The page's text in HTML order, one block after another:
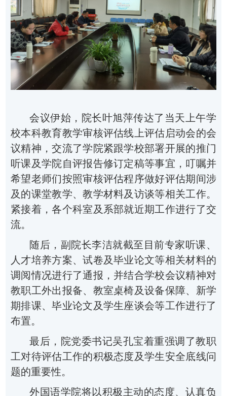
会议伊始，院长叶旭萍传达了当天上午学
校本科教育教学审核评估线上评估启动会的会
议精神，交流了学院紧跟学校部署开展的推门
听课及学院自评报告修订定稿等事宜，叮嘱并
希望老师们按照审核评估程序做好评估期间涉
及的课堂教学、教学材料及访谈等相关工作。
紧接着 ，各个科室及系部就近期工作进行了交
流。
随后，副院长李洁就截至目前专家听课、
人才培养方案、试卷及毕业论文等相关材料的
调阅情况进行了通报，并结合学校会议精神对
教职工外出报备、教室桌椅及设备保障、新学
期排课、毕业论文及学生座谈会等工作进行了
布置。
最后，院党委书记吴孔宝着重强调了教职
工对待评估工作的积极态度及学生安全底线问
题的重要性。
外国语学院将以积极主动的态度、认真负